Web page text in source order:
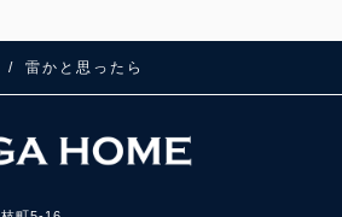
雷かと思ったら